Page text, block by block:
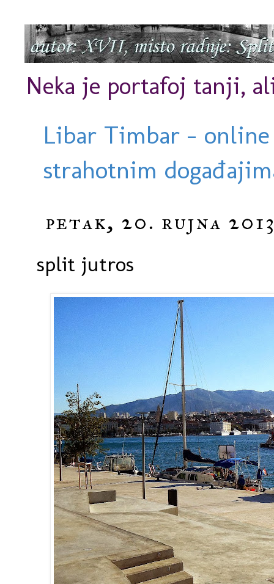
Neka je portafoj tanji,
Libar Timbar -
strahotnim
petak, 20. rujna
split jutros